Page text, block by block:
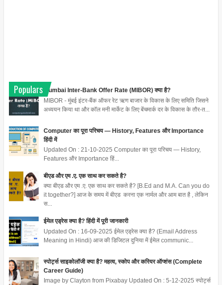
Populars
Mumbai Inter-Bank Offer Rate (MIBOR) क्या है?
MIBOR - मुंबई इंटर-बैंक ऑफर रेट ऋण बाजार के विकास के लिए समिति जिसने
अध्ययन किया था और कॉल मनी मार्केट के लिए बेंचमार्क दर के विकास के तौर-त...
Computer का पूरा परिचय — History, Features और Importance
हिंदी में
Updated On : 21-10-2025 Computer का पूरा परिचय — History,
Features और Importance हिं...
बीएड और एम .ए. एक साथ कर सकते है?
क्या बीएड और एम .ए. एक साथ कर सकते है? [B.Ed and M.A. Can you do
it together?] आज के समय में बीएड करना एक नार्मल और आम बात है , लेकिन
स...
ईमेल एड्रेस क्या है? हिंदी में पूरी जानकारी
Updated On : 16-09-2025 ईमेल एड्रेस क्या है? (Email Address
Meaning in Hindi) आज की डिजिटल दुनिया में ईमेल communic...
स्पोर्ट्स साइकोलॉजी क्या है? महत्व, स्कोप और करियर ऑप्शंस (Complete
Career Guide)
Image by Clayton from Pixabay Updated On : 5-12-2025 स्पोर्ट्स